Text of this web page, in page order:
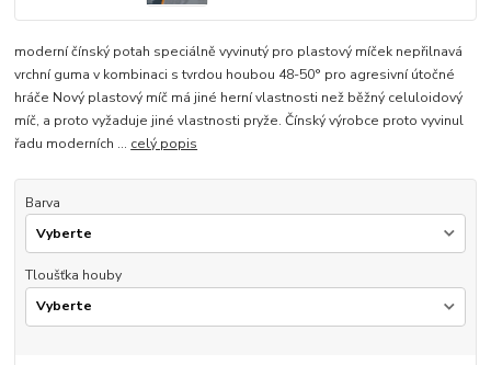
moderní čínský potah speciálně vyvinutý pro plastový míček nepřilnavá
vrchní guma v kombinaci s tvrdou houbou 48-50° pro agresivní útočné
hráče Nový plastový míč má jiné herní vlastnosti než běžný celuloidový
míč, a proto vyžaduje jiné vlastnosti pryže. Čínský výrobce proto vyvinul
řadu moderních ... celý popis
Barva
Tloušťka houby